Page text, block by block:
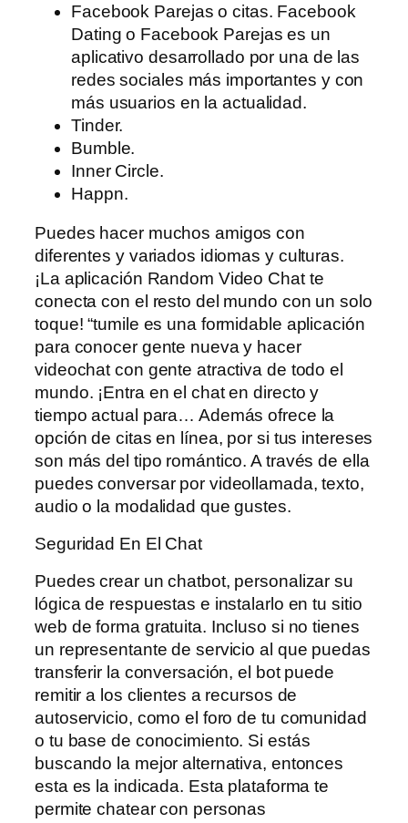
Facebook Parejas o citas. Facebook
Dating o Facebook Parejas es un
aplicativo desarrollado por una de las
redes sociales más importantes y con
más usuarios en la actualidad.
Tinder.
Bumble.
Inner Circle.
Happn.
Puedes hacer muchos amigos con
diferentes y variados idiomas y culturas.
¡La aplicación Random Video Chat te
conecta con el resto del mundo con un solo
toque! “tumile es una formidable aplicación
para conocer gente nueva y hacer
videochat con gente atractiva de todo el
mundo. ¡Entra en el chat en directo y
tiempo actual para… Además ofrece la
opción de citas en línea, por si tus intereses
son más del tipo romántico. A través de ella
puedes conversar por videollamada, texto,
audio o la modalidad que gustes.
Seguridad En El Chat
Puedes crear un chatbot, personalizar su
lógica de respuestas e instalarlo en tu sitio
web de forma gratuita. Incluso si no tienes
un representante de servicio al que puedas
transferir la conversación, el bot puede
remitir a los clientes a recursos de
autoservicio, como el foro de tu comunidad
o tu base de conocimiento. Si estás
buscando la mejor alternativa, entonces
esta es la indicada. Esta plataforma te
permite chatear con personas